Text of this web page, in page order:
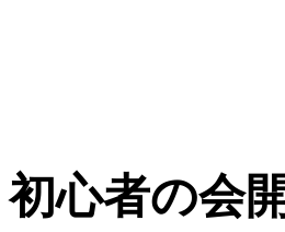
初心者の会